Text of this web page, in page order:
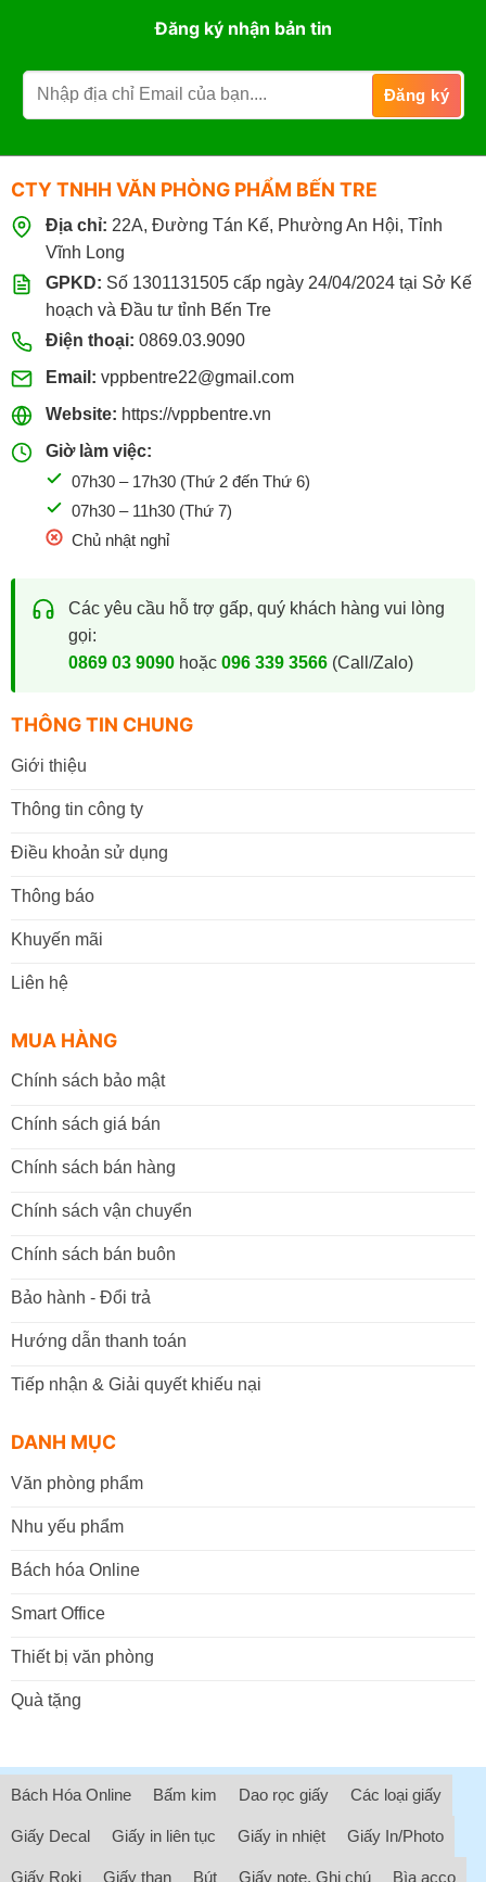
Đăng ký nhận bản tin
CTY TNHH VĂN PHÒNG PHẨM BẾN TRE
Địa chỉ: 22A, Đường Tán Kế, Phường An Hội, Tỉnh
Vĩnh Long
GPKD: Số 1301131505 cấp ngày 24/04/2024 tại Sở Kế
hoạch và Đầu tư tỉnh Bến Tre
Điện thoại: 0869.03.9090
Email: vppbentre22@gmail.com
Website: https://vppbentre.vn
Giờ làm việc:
07h30 – 17h30 (Thứ 2 đến Thứ 6)
07h30 – 11h30 (Thứ 7)
Chủ nhật nghỉ
Các yêu cầu hỗ trợ gấp, quý khách hàng vui lòng
gọi:
0869 03 9090hoặc 096 339 3566(Call/Zalo)
THÔNG TIN CHUNG
Giới thiệu
Thông tin công ty
Điều khoản sử dụng
Thông báo
Khuyến mãi
Liên hệ
MUA HÀNG
Chính sách bảo mật
Chính sách giá bán
Chính sách bán hàng
Chính sách vận chuyển
Chính sách bán buôn
Bảo hành - Đổi trả
Hướng dẫn thanh toán
Tiếp nhận & Giải quyết khiếu nại
DANH MỤC
Văn phòng phẩm
Nhu yếu phẩm
Bách hóa Online
Smart Office
Thiết bị văn phòng
Quà tặng
Bách Hóa Online Bấm kim Dao rọc giấy Các loại giấy
Giấy Decal Giấy in liên tục Giấy in nhiệt Giấy In/Photo
Giấy Roki Giấy than Bút Giấy note, Ghi chú Bìa acco